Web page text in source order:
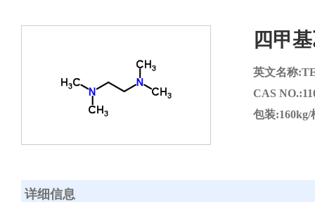
四甲
英文名称
CAS
包装:160kg/
详细信息